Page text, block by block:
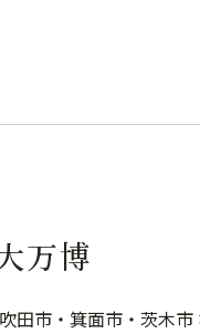
万博
田市・箕面市・茨木